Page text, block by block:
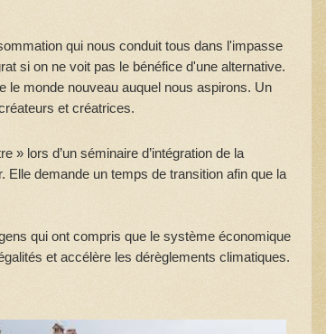
qui nous conduit tous dans l'impasse
si on ne voit pas le bénéfice d'une alternative.
le monde nouveau auquel nous aspirons. Un
et créatrices.
» lors d’un séminaire d’intégration de la
Elle demande un temps de transition afin que la
qui ont compris que le système économique
et accélère les dérèglements climatiques.